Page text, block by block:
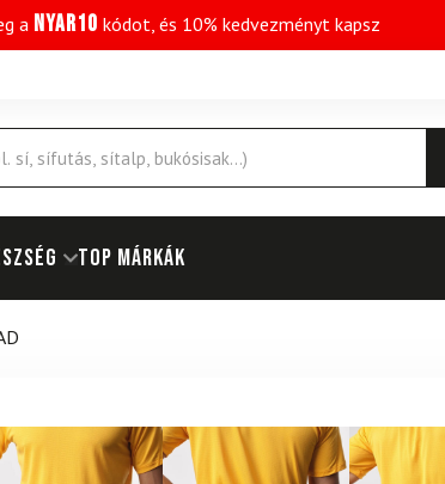
a NYAR10 kódot, és 10% kedvezményt kapsz
Top márkák